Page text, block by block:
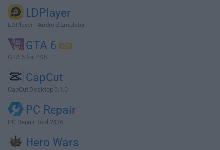
LDPlayer
LDPlayer - Android Emulator
GTA 6
GTA 6 for PS5
CapCut
CapCut Desktop 9.1.0
PC Repair
PC Repair Tool 2026
Hero Wars